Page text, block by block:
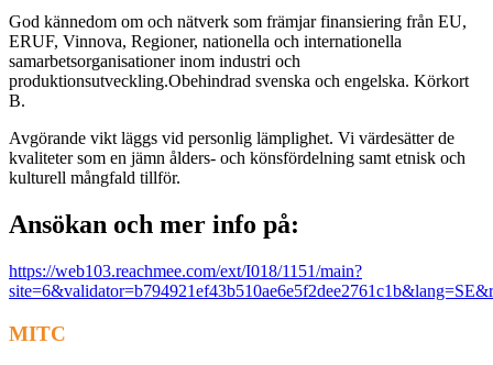
God kännedom om och nätverk som främjar finansiering från EU,
ERUF, Vinnova, Regioner, nationella och internationella
samarbetsorganisationer inom industri och
produktionsutveckling.Obehindrad svenska och engelska. Körkort
B.
Avgörande vikt läggs vid personlig lämplighet. Vi värdesätter de
kvaliteter som en jämn ålders- och könsfördelning samt etnisk och
kulturell mångfald tillför.
Ansökan och mer info på:
https://web103.reachmee.com/ext/I018/1151/main?
MITC